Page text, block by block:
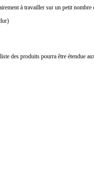
à travailler sur un petit
des produits pourra être étendue